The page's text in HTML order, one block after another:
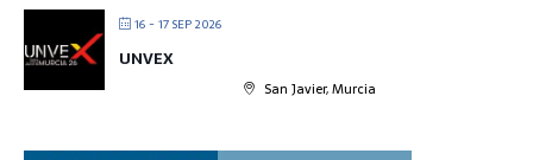
16 - 17 SEP 2026
UNVEX
San Javier, Murcia